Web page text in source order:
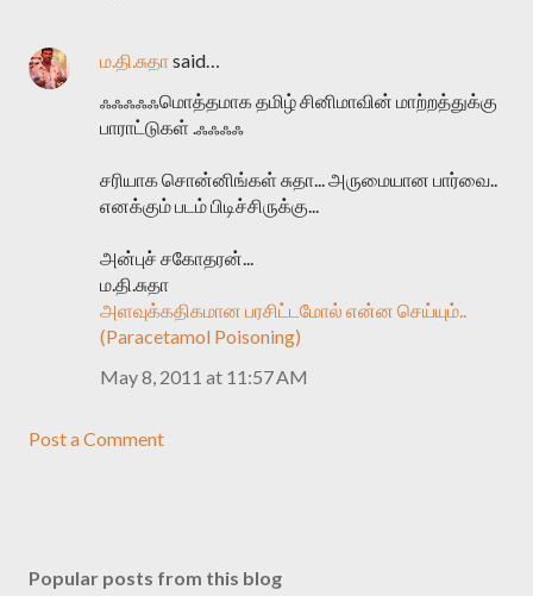
ம.தி.சுதாsaid…
ஃஃஃஃஃமொத்தமாக தமிழ் சினிமாவின் மாற்றத்துக்கு
பாராட்டுகள் .ஃஃஃஃ
சரியாக சொன்னிங்கள் சுதா... அருமையான பார்வை..
எனக்கும் படம் பிடிச்சிருக்கு...
அன்புச் சகோதரன்...
ம.தி.சுதா
அளவுக்கதிகமான பரசிட்டமோல் என்ன செய்யும்..
(Paracetamol Poisoning)
May 8, 2011 at 11:57 AM
Post a Comment
Popular posts from this blog